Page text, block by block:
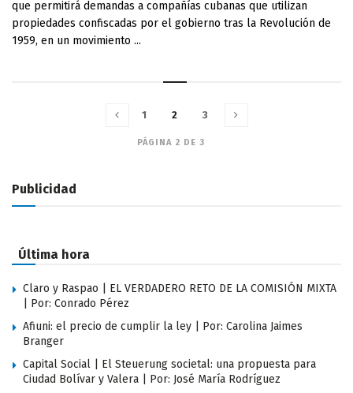
que permitirá demandas a compañías cubanas que utilizan
propiedades confiscadas por el gobierno tras la Revolución de
1959, en un movimiento ...
PÁGINA 2 DE 3
1 2 3
Publicidad
Última hora
Claro y Raspao | EL VERDADERO RETO DE LA COMISIÓN MIXTA
| Por: Conrado Pérez
Afiuni: el precio de cumplir la ley | Por: Carolina Jaimes
Branger
Capital Social | El Steuerung societal: una propuesta para
Ciudad Bolívar y Valera | Por: José María Rodríguez